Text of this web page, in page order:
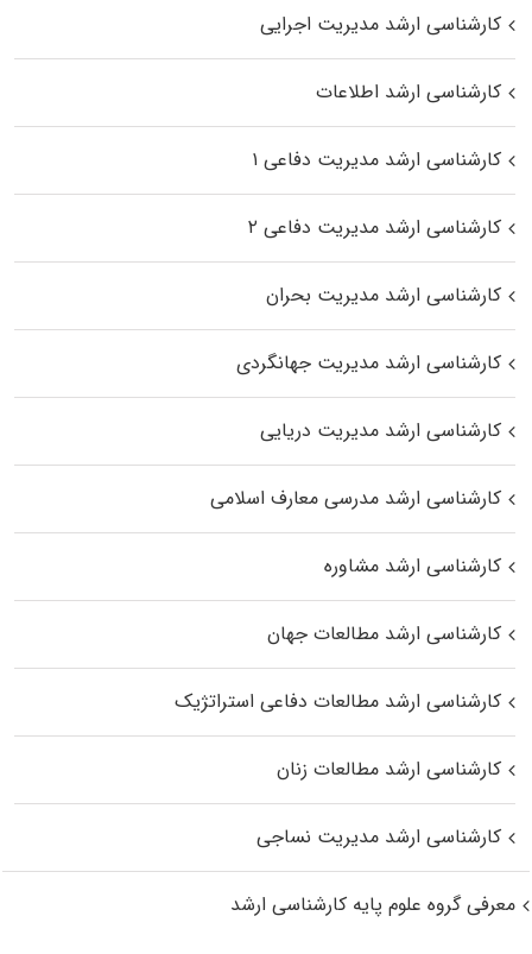
کارشناسی ارشد مدیریت اجرایی
کارشناسی ارشد اطلاعات
کارشناسی ارشد مدیریت دفاعی ۱
کارشناسی ارشد مدیریت دفاعی ۲
کارشناسی ارشد مدیریت بحران
کارشناسی ارشد مدیریت جهانگردی
کارشناسی ارشد مدیریت دریایی
کارشناسی ارشد مدرسی معارف اسلامی
کارشناسی ارشد مشاوره
کارشناسی ارشد مطالعات جهان
کارشناسی ارشد مطالعات دفاعی استراتژیک
کارشناسی ارشد مطالعات زنان
کارشناسی ارشد مدیریت نساجی
معرفی گروه علوم پایه کارشناسی ارشد